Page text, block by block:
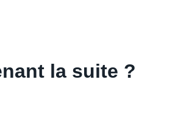
la suite ?